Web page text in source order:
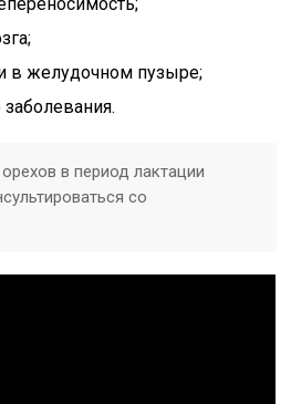
в желудочном пузыре;
в период лактации
со